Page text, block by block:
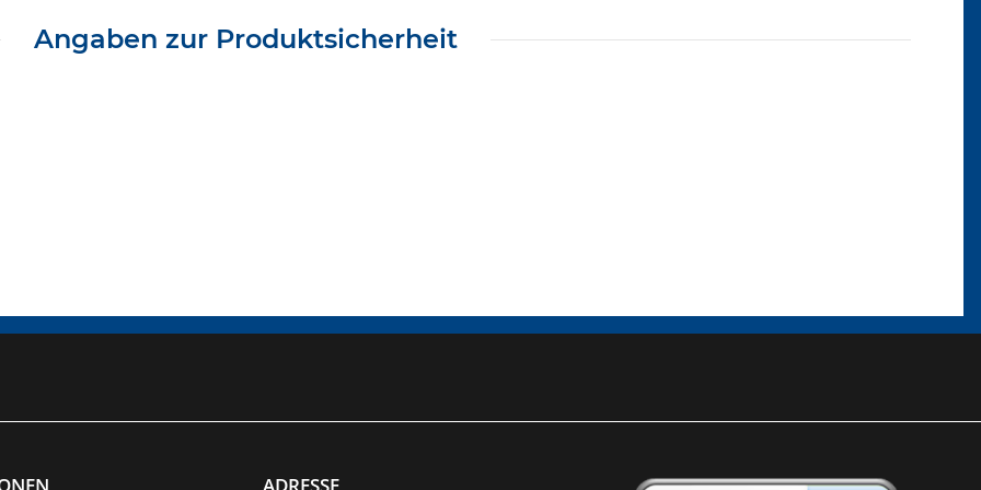
Angaben zur Produktsicherheit